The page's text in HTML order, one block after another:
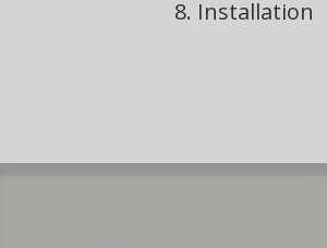
8. Installation